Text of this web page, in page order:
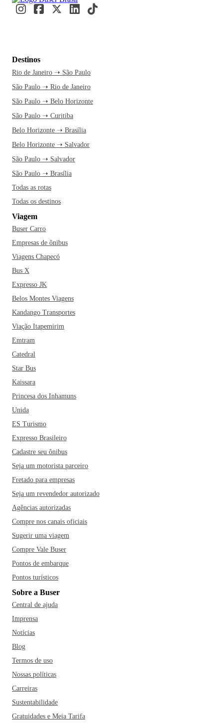
Destinos
Rio de Janeiro ➝ São Paulo
São Paulo ➝ Rio de Janeiro
São Paulo ➝ Belo Horizonte
São Paulo ➝ Curitiba
Belo Horizonte ➝ Brasília
Belo Horizonte ➝ Salvador
São Paulo ➝ Salvador
São Paulo ➝ Brasília
Todas as rotas
Todas os destinos
Viagem
Buser Carro
Empresas de ônibus
Viagens Chapecó
Bus X
Expresso JK
Belos Montes Viagens
Kandango Transportes
Viação Itapemirim
Emtram
Catedral
Star Bus
Kaissara
Princesa dos Inhamuns
Unida
ES Turismo
Expresso Brasileiro
Cadastre seu ônibus
Seja um motorista parceiro
Fretado para empresas
Seja um revendedor autorizado
Agências autorizadas
Compre nos canais oficiais
Sugerir uma viagem
Compre Vale Buser
Pontos de embarque
Pontos turísticos
Sobre a Buser
Central de ajuda
Imprensa
Notícias
Blog
Termos de uso
Nossas políticas
Carreiras
Sustentabilidade
Gratuidades e Meia Tarifa